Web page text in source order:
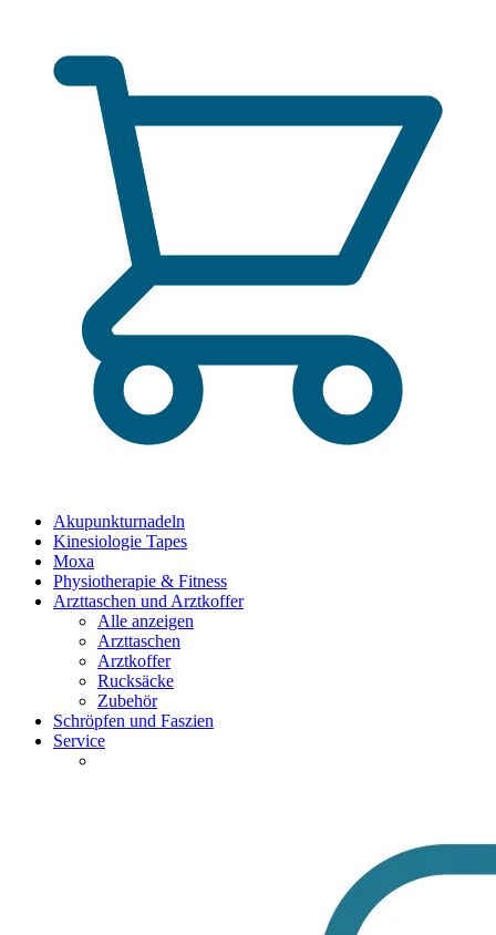
Akupunkturnadeln
Kinesiologie Tapes
Moxa
Physiotherapie & Fitness
Arzttaschen und Arztkoffer
Alle anzeigen
Arzttaschen
Arztkoffer
Rucksäcke
Zubehör
Schröpfen und Faszien
Service